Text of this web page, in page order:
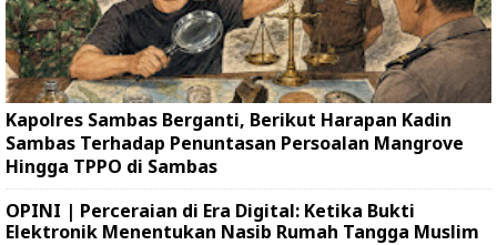
Kapolres Sambas Berganti, Berikut Harapan Kadin
Sambas Terhadap Penuntasan Persoalan Mangrove
Hingga TPPO di Sambas
OPINI | Perceraian di Era Digital: Ketika Bukti
Elektronik Menentukan Nasib Rumah Tangga Muslim